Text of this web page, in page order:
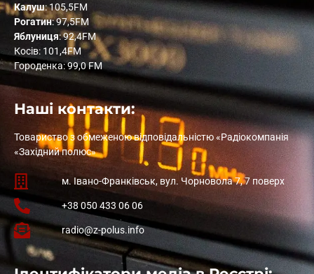
Калуш: 105,5FM
Рогатин: 97,5FM
Яблуниця: 92,4FM
Косів: 101,4FM
Городенка: 99,0 FM
Наші контакти:
Товариство з обмеженою відповідальністю «Радіокомпанія
«Західний полюс»
м. Івано-Франківськ, вул. Чорновола 7, 7 поверх
+38 050 433 06 06
radio@z-polus.info